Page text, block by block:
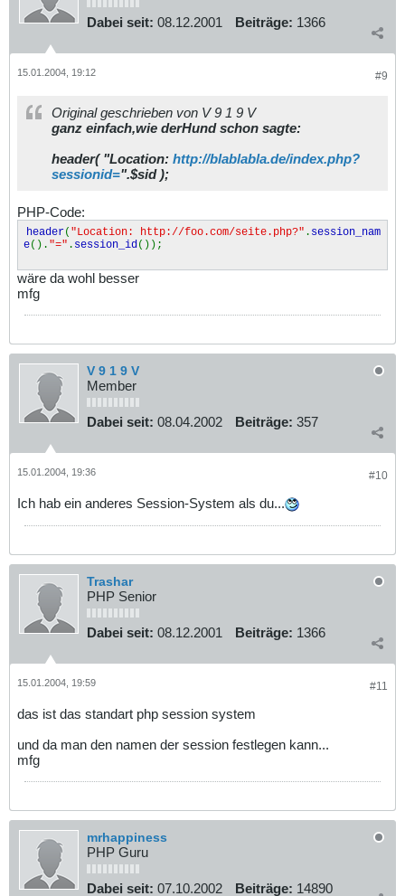
Dabei seit: 08.12.2001 Beiträge: 1366
#9
15.01.2004, 19:12
Original geschrieben von V 9 1 9 V
ganz einfach,wie derHund schon sagte:
header( "Location: http://blablabla.de/index.php?
sessionid=".$sid );
PHP-Code:
header( "Location: http://foo.com/seite.php?" . session_nam
e(). "=" . session_id ());
wäre da wohl besser
mfg
V 9 1 9 V
Member
Dabei seit: 08.04.2002 Beiträge: 357
#10
15.01.2004, 19:36
Ich hab ein anderes Session-System als du...
Trashar
PHP Senior
Dabei seit: 08.12.2001 Beiträge: 1366
#11
15.01.2004, 19:59
das ist das standart php session system
und da man den namen der session festlegen kann...
mfg
mrhappiness
PHP Guru
Dabei seit: 07.10.2002 Beiträge: 14890